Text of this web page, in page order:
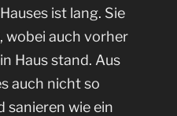
ist lang. Sie
wobei auch vorher
Haus stand. Aus
auch nicht so
sanieren wie ein